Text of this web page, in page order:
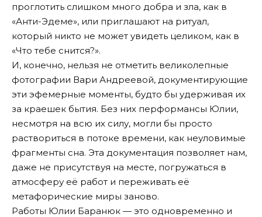
проглотить слишком много добра и зла, как в
«Анти-Эдеме», или приглашают на ритуал,
который никто не может увидеть целиком, как в
«Что тебе снится?».
И, конечно, нельзя не отметить великолепные
фотографии Вари Андреевой, документирующие
эти эфемерные моменты, будто бы удерживая их
за краешек бытия. Без них перформансы Юлии,
несмотря на всю их силу, могли бы просто
раствориться в потоке времени, как неуловимые
фрагменты сна. Эта документация позволяет нам,
даже не присутствуя на месте, погружаться в
атмосферу её работ и переживать её
метафорические миры заново.
Работы Юлии Баранюк — это одновременно и